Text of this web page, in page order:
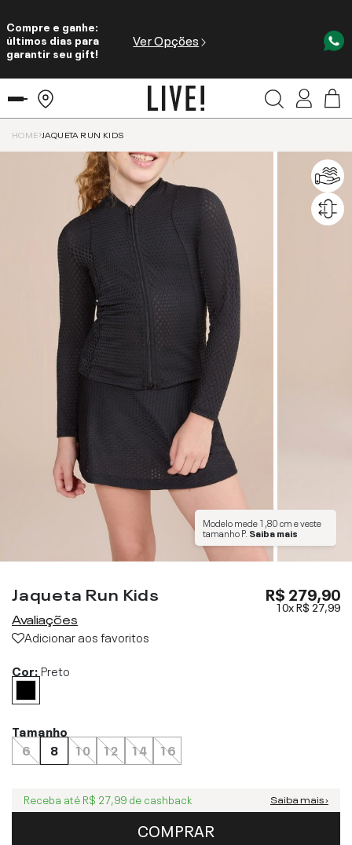
Compre e ganhe:
últimos dias para
garantir seu gift!
Ver Opções
HOME JAQUETA RUN KIDS
Modelo mede1,80 cme veste
tamanhoP. Saiba mais
Jaqueta Run Kids
Avaliações
Adicionar aos favoritos
R$ 279,90
10xR$ 27,99
Cor:Preto
Tamanho
6
8 10 12 14 16
Receba até R$ 27,99 de cashback Saiba mais ›
COMPRAR